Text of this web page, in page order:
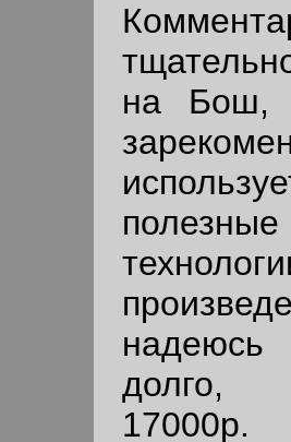
на Бош,
долго,